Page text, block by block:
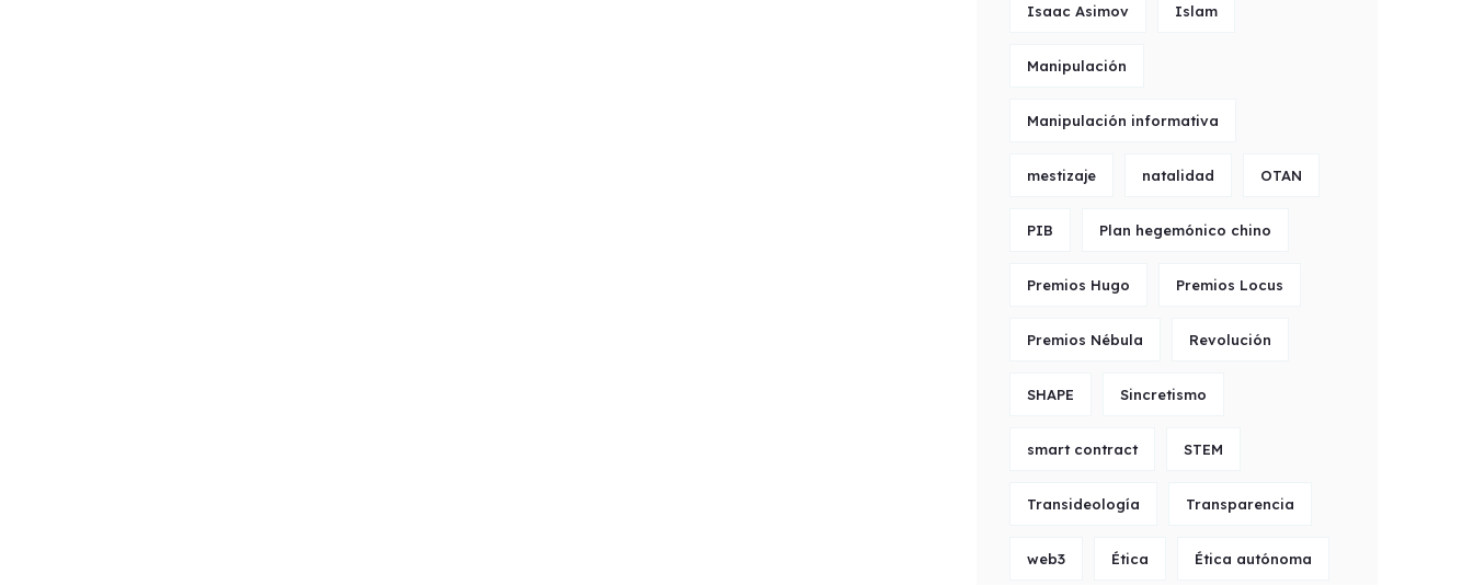
Isaac Asimov Islam
Manipulación
Manipulación informativa
mestizaje natalidad OTAN
PIB Plan hegemónico chino
Premios Hugo Premios Locus
Premios Nébula Revolución
SHAPE Sincretismo
smart contract STEM
Transideología Transparencia
web3 Ética Ética autónoma